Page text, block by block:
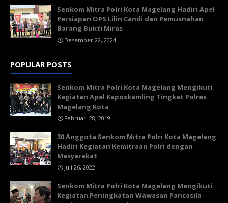
Senkom Mitra Polri Kota Magelang Hadiri Apel
Persiapan OPS Lilin Candi dan Pemusnahan
Barang Bukti Miras
Desember 22, 2024
POPULAR POSTS
Senkom Mitra Polri Kota Magelang Mengikuti
Kegiatan Apel Kaposkamling Tingkat Polres
Magelang Kota
Februari 28, 2019
30 Anggota Senkom Mitra Polri Kota Magelang
Hadiri Kegiatan Kemitraan Polri dengan
Masyarakat
Juli 26, 2022
Senkom Mitra Polri Kota Magelang Mengikuti
Kegiatan Peningkatan Wawasan Pancasila